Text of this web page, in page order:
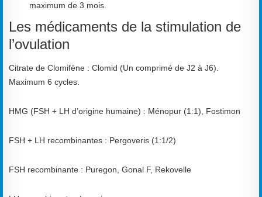
maximum de 3 mois.
Les médicaments de la stimulation de
l’ovulation
Citrate de Clomifène : Clomid (Un comprimé de J2 à J6).
Maximum 6 cycles.
HMG (FSH + LH d’origine humaine) : Ménopur (1:1), Fostimon
FSH + LH recombinantes : Pergoveris (1:1/2)
FSH recombinante : Puregon, Gonal F, Rekovelle